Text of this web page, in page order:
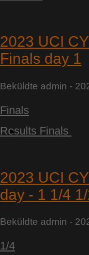
2023 UCI
Finals day 1
Beküldte admin -
Finals
Results Finals
2023 UCI
day - 1 1/4
Beküldte admin -
1/4